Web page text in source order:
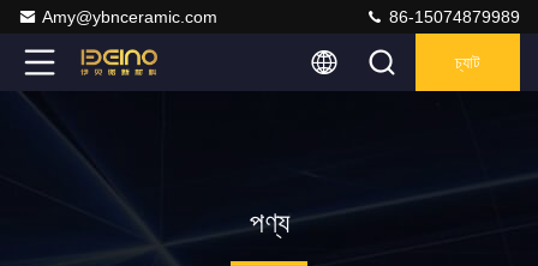
Amy@ybnceramic.com 86-15074879989
চ্যাট
পণ্য